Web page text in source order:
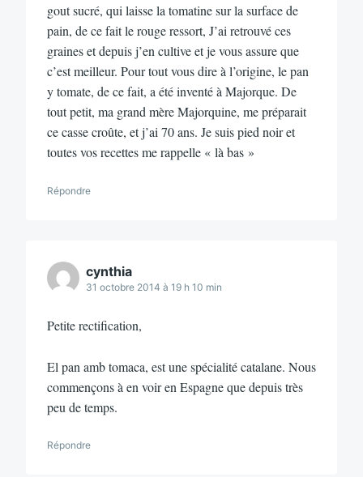
gout sucré, qui laisse la tomatine sur la surface de
pain, de ce fait le rouge ressort, J’ai retrouvé ces
graines et depuis j’en cultive et je vous assure que
c’est meilleur. Pour tout vous dire à l’origine, le pan
y tomate, de ce fait, a été inventé à Majorque. De
tout petit, ma grand mère Majorquine, me préparait
ce casse croûte, et j’ai 70 ans. Je suis pied noir et
toutes vos recettes me rappelle « là bas »
Répondre
cynthia
31 octobre 2014 à 19 h 10 min
Petite rectification,
El pan amb tomaca, est une spécialité catalane. Nous
commençons à en voir en Espagne que depuis très
peu de temps.
Répondre